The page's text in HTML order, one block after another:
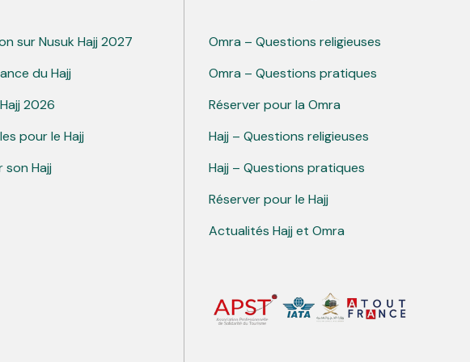
sur Nusuk Hajj 2027
du Hajj
2026
pour le Hajj
son Hajj
Omra – Questions religieuses
Omra – Questions pratiques
Réserver pour la Omra
Hajj – Questions religieuses
Hajj – Questions pratiques
Réserver pour le Hajj
Actualités Hajj et Omra